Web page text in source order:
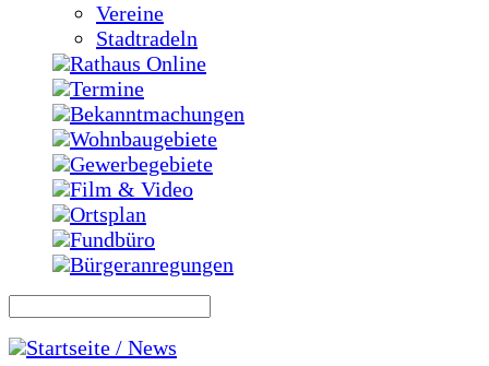
Vereine
Stadtradeln
Rathaus Online
Termine
Bekanntmachungen
Wohnbaugebiete
Gewerbegebiete
Film & Video
Ortsplan
Fundbüro
Bürgeranregungen
Startseite / News